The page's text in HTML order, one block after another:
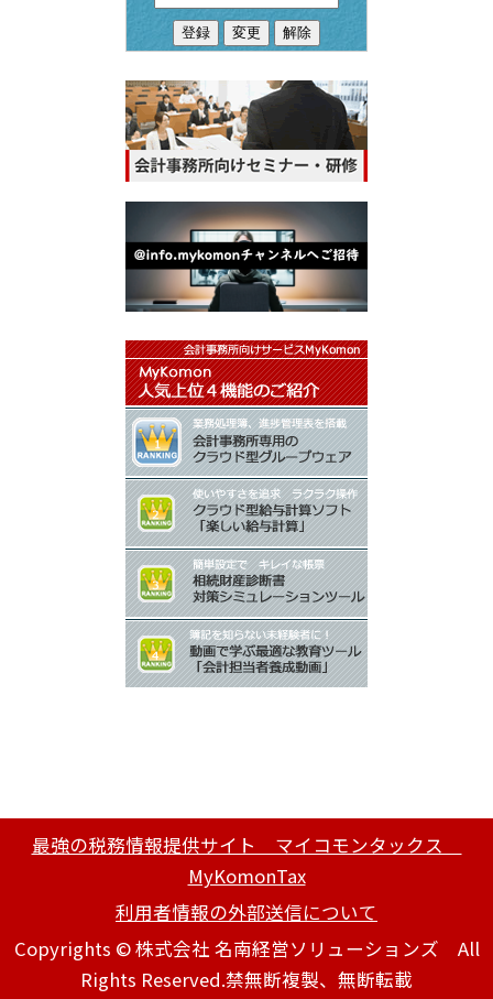
最強の税務情報提供サイト マイコモンタックス
MyKomonTax
利用者情報の外部送信について
Copyrights © 株式会社 名南経営ソリューションズ All
Rights Reserved.禁無断複製、無断転載